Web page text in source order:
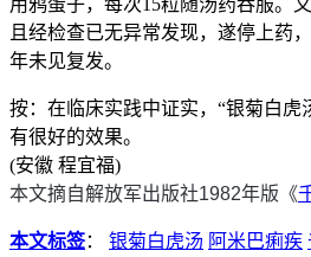
且经检查已无异常发现，遂停上药
年未见复发。
按：在临床实践中证实，“银菊白虎
有很好的效果。
(安徽 程宜福)
本文摘自解放军出版社1982年版《
本文标签： 银菊白虎汤 阿米巴痢疾